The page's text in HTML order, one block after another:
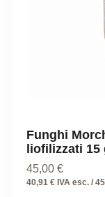
Funghi
liofilizzati 15
45,00 €
40,91 € IVA esc. /